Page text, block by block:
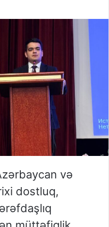
və
dostluq,